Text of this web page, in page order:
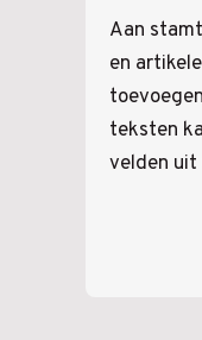
Aan
en
teksten
velden uit